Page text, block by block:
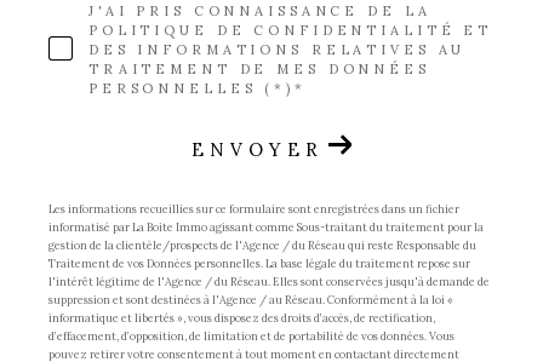
J'AI PRIS CONNAISSANCE DE LA
POLITIQUE DE CONFIDENTIALITÉ ET
DES INFORMATIONS RELATIVES AU
TRAITEMENT DE MES DONNÉES
PERSONNELLES (*)*
ENVOYER
Les informations recueillies sur ce formulaire sont enregistrées dans un fichier
informatisé par La Boite Immo agissant comme Sous-traitant du traitement pour la
gestion de la clientèle/prospects de l'Agence / du Réseau qui reste Responsable du
Traitement de vos Données personnelles. La base légale du traitement repose sur
l'intérêt légitime de l'Agence / du Réseau. Elles sont conservées jusqu'à demande de
suppression et sont destinées à l'Agence / au Réseau. Conformément à la loi «
informatique et libertés », vous disposez des droits d’accès, de rectification,
d’effacement, d’opposition, de limitation et de portabilité de vos données. Vous
pouvez retirer votre consentement à tout moment en contactant directement